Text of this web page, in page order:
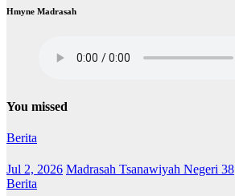
Hmyne Madrasah
You missed
Berita
Jul 2, 2026 Madrasah Tsanawiyah Negeri 38
Berita